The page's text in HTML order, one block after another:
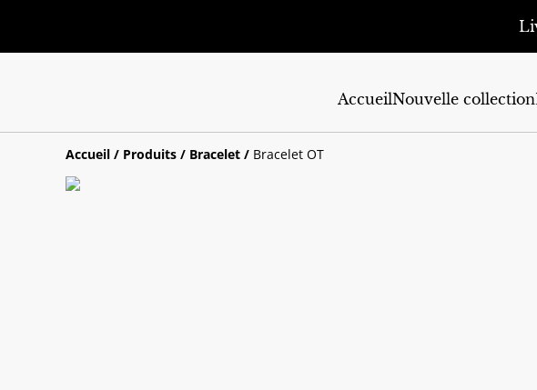
AccueilNouvelle collection
Accueil / Produits / Bracelet / Bracelet OT